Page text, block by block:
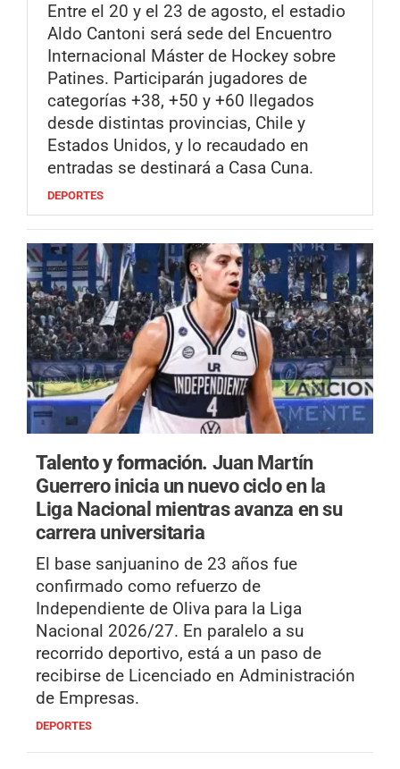
Entre el 20 y el 23 de agosto, el estadio
Aldo Cantoni será sede del Encuentro
Internacional Máster de Hockey sobre
Patines. Participarán jugadores de
categorías +38, +50 y +60 llegados
desde distintas provincias, Chile y
Estados Unidos, y lo recaudado en
entradas se destinará a Casa Cuna.
DEPORTES
Talento y formación. Juan Martín
Guerrero inicia un nuevo ciclo en la
Liga Nacional mientras avanza en su
carrera universitaria
El base sanjuanino de 23 años fue
confirmado como refuerzo de
Independiente de Oliva para la Liga
Nacional 2026/27. En paralelo a su
recorrido deportivo, está a un paso de
recibirse de Licenciado en Administración
de Empresas.
DEPORTES